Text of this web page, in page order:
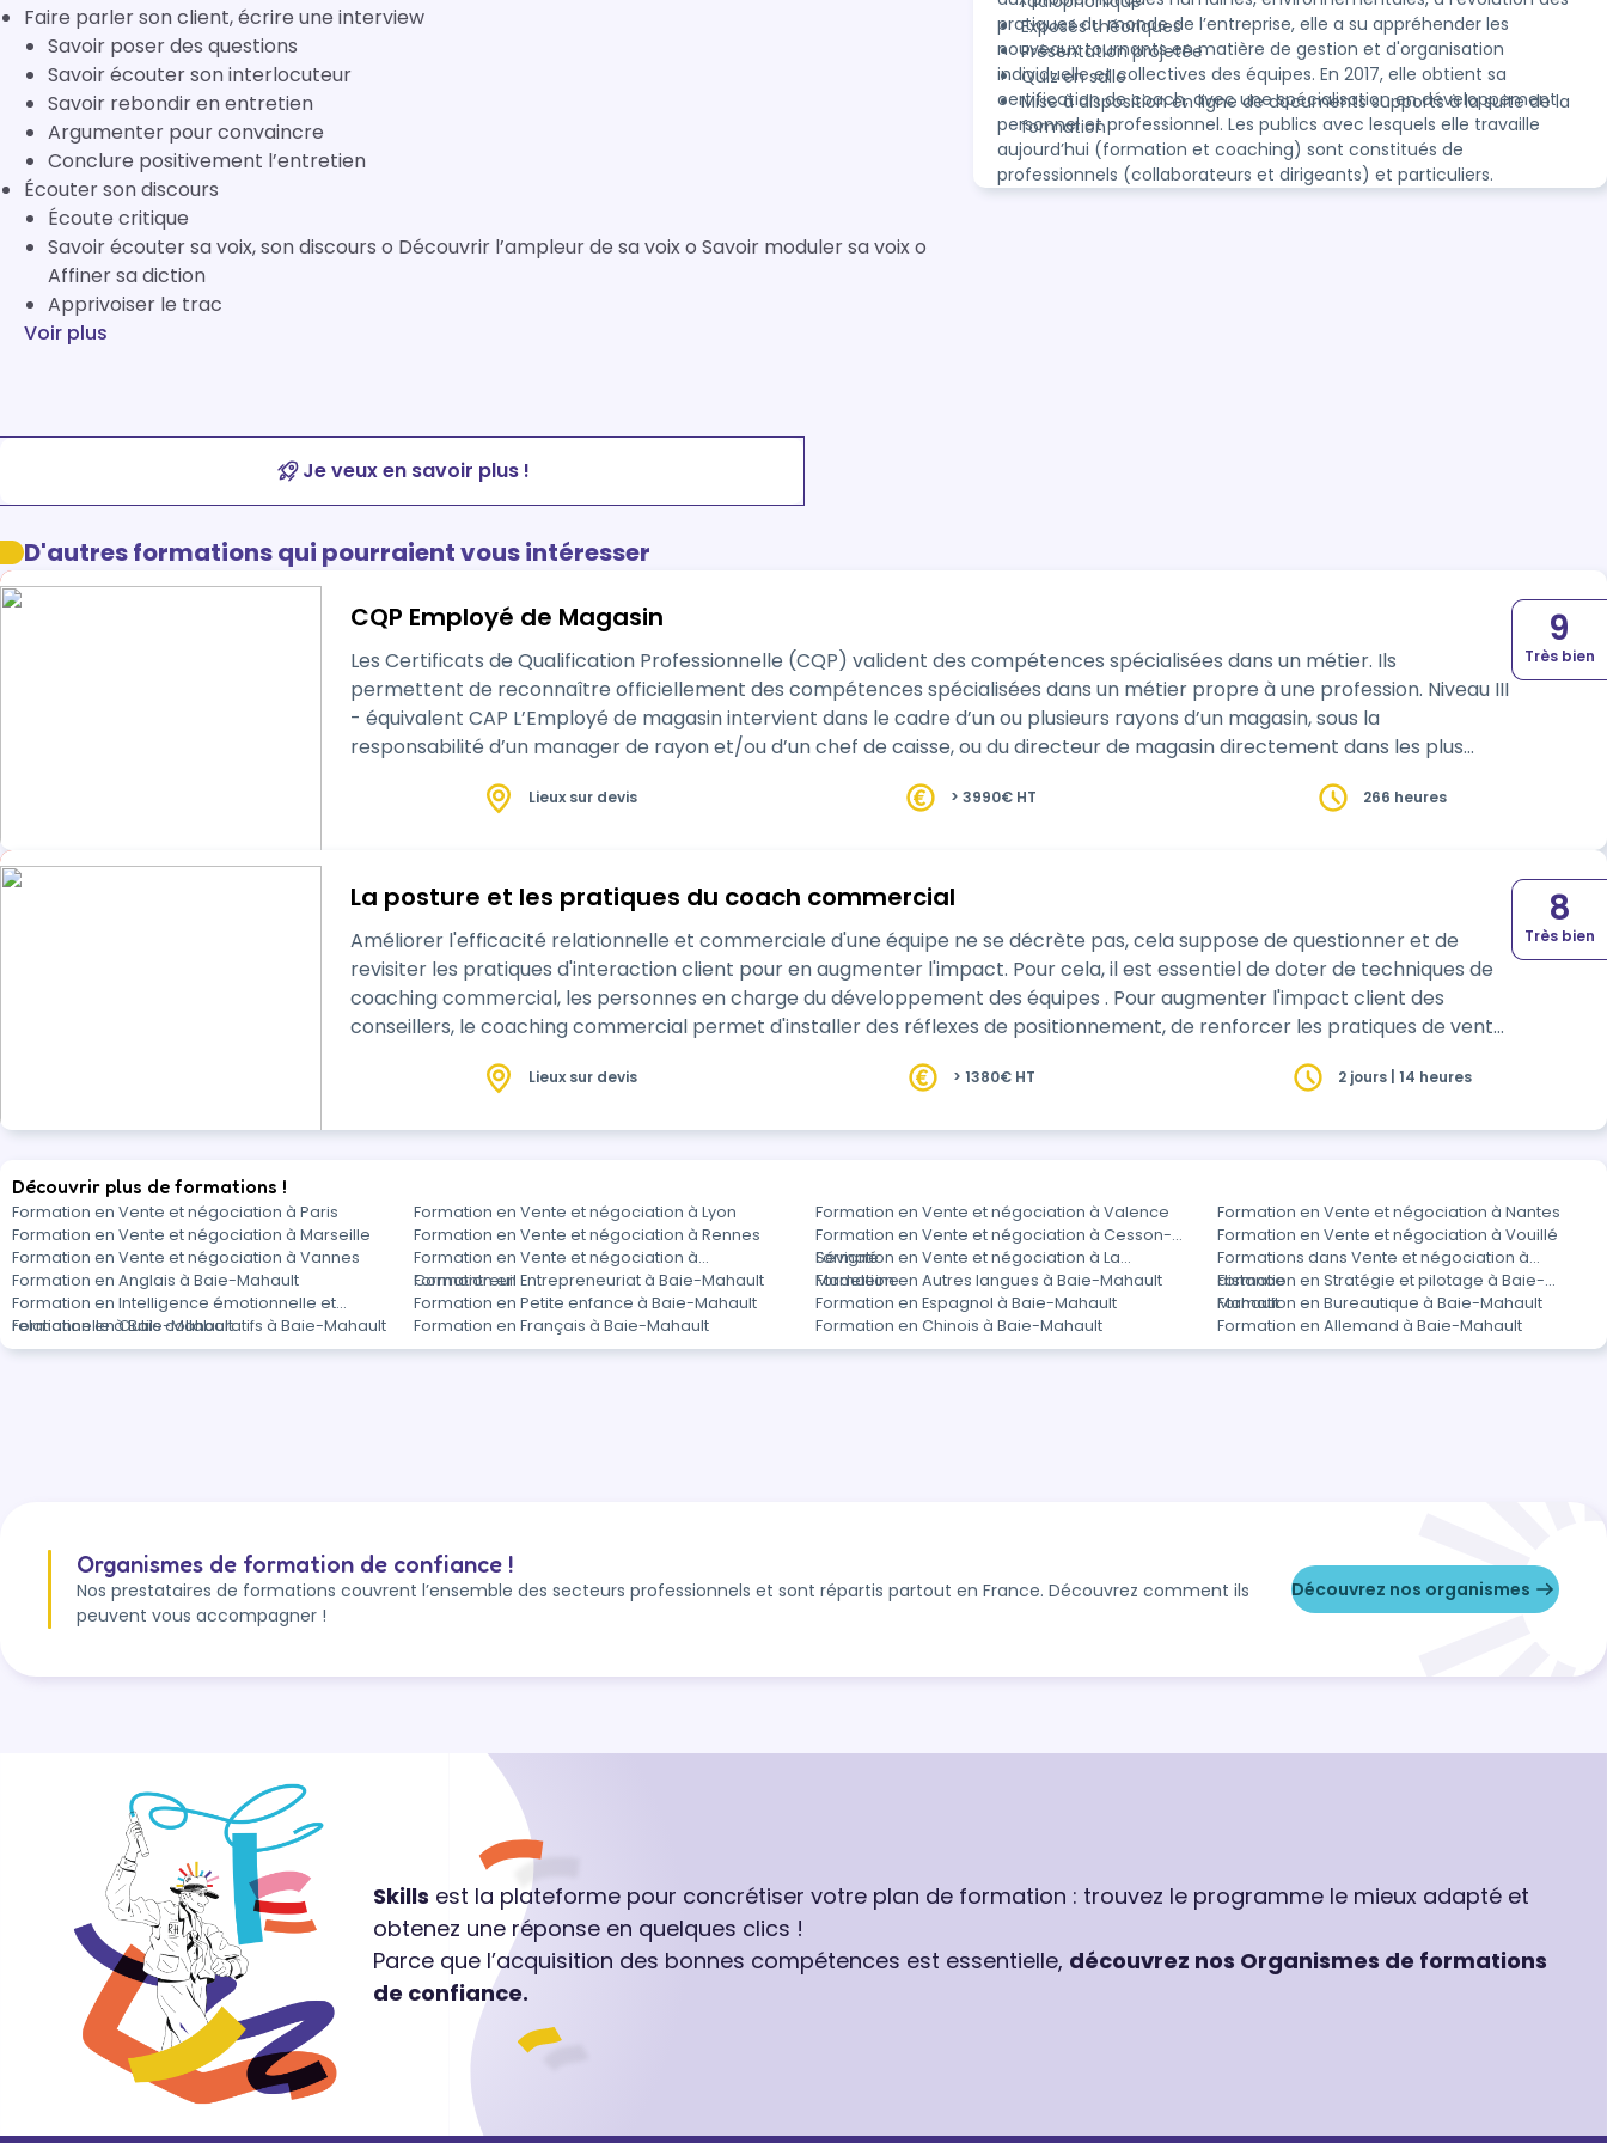
Faire parler son client, écrire une interview
Savoir poser des questions
Savoir écouter son interlocuteur
Savoir rebondir en entretien
Argumenter pour convaincre
Conclure positivement l’entretien
Écouter son discours
Écoute critique
Savoir écouter sa voix, son discours o Découvrir l’ampleur de sa voix o Savoir moduler sa voix o
Affiner sa diction
Apprivoiser le trac
Voir plus
pratiques du monde de l’entreprise, elle a su appréhender les
nouveaux tournants en matière de gestion et d'organisation
individuelle et collectives des équipes. En 2017, elle obtient sa
certification de coach, avec une spécialisation en développement
personnel et professionnel. Les publics avec lesquels elle travaille
aujourd’hui (formation et coaching) sont constitués de
professionnels (collaborateurs et dirigeants) et particuliers.
Exposés théoriques
Présentation projetée
Quiz en salle
Mise à disposition en ligne de documents supports à la suite de la
formation
Je veux en savoir plus !
D'autres formations qui pourraient vous intéresser
CQP Employé de Magasin
Les Certificats de Qualification Professionnelle (CQP) valident des compétences spécialisées dans un métier. Ils
permettent de reconnaître officiellement des compétences spécialisées dans un métier propre à une profession. Niveau III
- équivalent CAP L’Employé de magasin intervient dans le cadre d’un ou plusieurs rayons d’un magasin, sous la
responsabilité d’un manager de rayon et/ou d’un chef de caisse, ou du directeur de magasin directement dans les plus
9
Très bien
Lieux sur devis > 3990€ HT 266 heures
La posture et les pratiques du coach commercial
Améliorer l'efficacité relationnelle et commerciale d'une équipe ne se décrète pas, cela suppose de questionner et de
revisiter les pratiques d'interaction client pour en augmenter l'impact. Pour cela, il est essentiel de doter de techniques de
coaching commercial, les personnes en charge du développement des équipes . Pour augmenter l'impact client des
conseillers, le coaching commercial permet d'installer des réflexes de positionnement, de renforcer les pratiques de vente
8
Très bien
Lieux sur devis > 1380€ HT 2 jours | 14 heures
Découvrir plus de formations !
Formation en Vente et négociation à Paris Formation en Vente et négociation à Lyon Formation en Vente et négociation à Valence
Formation en Vente et négociation à Nantes
Formation en Vente et négociation à Marseille
Formation en Vente et négociation à Rennes
Formation en Vente et négociation à Cesson-
Sévigné
Formation en Vente et négociation à Vouillé
Formation en Vente et négociation à Vannes
Formation en Vente et négociation à
Cormontreuil
Formation en Vente et négociation à La
Madeleine
Formations dans Vente et négociation à
distance
Formation en Anglais à Baie-Mahault Formation en Entrepreneuriat à Baie-Mahault Formation en Autres langues à Baie-Mahault
Formation en Stratégie et pilotage à Baie-
Mahault
Formation en Intelligence émotionnelle et
relationnelle à Baie-Mahault
Formation en Petite enfance à Baie-Mahault Formation en Espagnol à Baie-Mahault
Formation en Bureautique à Baie-Mahault
Formation en Outils collaboratifs à Baie-Mahault
Formation en Français à Baie-Mahault Formation en Chinois à Baie-Mahault Formation en Allemand à Baie-Mahault
Organismes de formation de confiance !
Nos prestataires de formations couvrent l’ensemble des secteurs professionnels et sont répartis partout en France. Découvrez comment ils
peuvent vous accompagner !
Découvrez nos organismes
Skills est la plateforme pour concrétiser votre plan de formation : trouvez le programme le mieux adapté et
obtenez une réponse en quelques clics !
Parce que l’acquisition des bonnes compétences est essentielle, découvrez nos Organismes de formations
de confiance.